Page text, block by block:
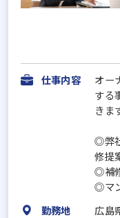
仕事内容
オー
する
きま
◎弊
修提
◎補
◎マ
勤務地
広島